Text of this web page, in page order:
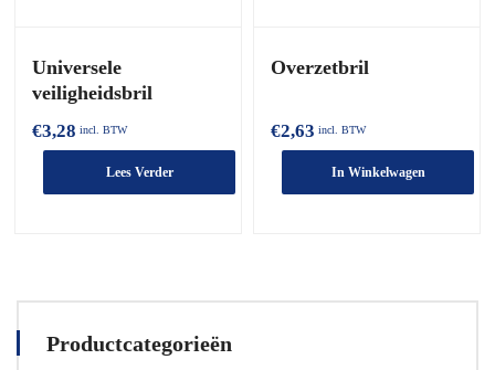
Productcategorieën
Universele
veiligheidsbril
€3,28 incl. BTW
Lees Verder
Overzetbril
€2,63 incl. BTW
In Winkelwagen